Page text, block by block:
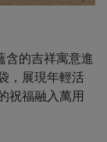
含的吉祥寓意進
，展現年輕活
祝福融入萬用